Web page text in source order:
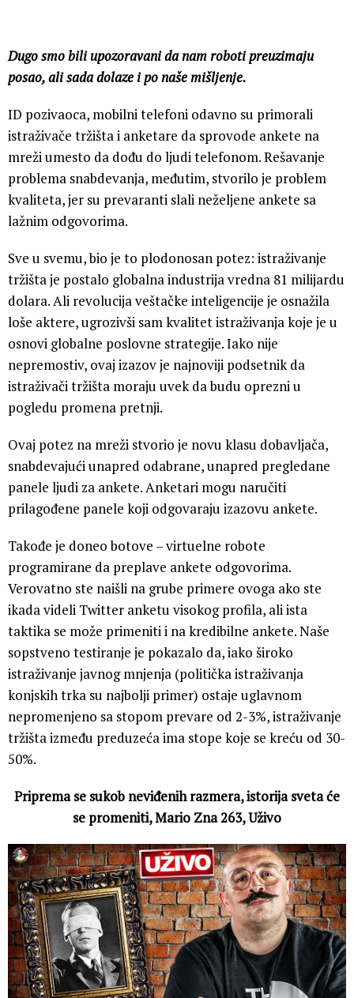
Dugo smo bili upozoravani da nam roboti preuzimaju
posao, ali sada dolaze i po naše mišljenje.
ID pozivaoca, mobilni telefoni odavno su primorali
istraživače tržišta i anketare da sprovode ankete na
mreži umesto da dođu do ljudi telefonom. Rešavanje
problema snabdevanja, međutim, stvorilo je problem
kvaliteta, jer su prevaranti slali neželjene ankete sa
lažnim odgovorima.
Sve u svemu, bio je to plodonosan potez: istraživanje
tržišta je postalo globalna industrija vredna 81 milijardu
dolara. Ali revolucija veštačke inteligencije je osnažila
loše aktere, ugrozivši sam kvalitet istraživanja koje je u
osnovi globalne poslovne strategije. Iako nije
nepremostiv, ovaj izazov je najnoviji podsetnik da
istraživači tržišta moraju uvek da budu oprezni u
pogledu promena pretnji.
Ovaj potez na mreži stvorio je novu klasu dobavljača,
snabdevajući unapred odabrane, unapred pregledane
panele ljudi za ankete. Anketari mogu naručiti
prilagođene panele koji odgovaraju izazovu ankete.
Takođe je doneo botove – virtuelne robote
programirane da preplave ankete odgovorima.
Verovatno ste naišli na grube primere ovoga ako ste
ikada videli Twitter anketu visokog profila, ali ista
taktika se može primeniti i na kredibilne ankete. Naše
sopstveno testiranje je pokazalo da, iako široko
istraživanje javnog mnjenja (politička istraživanja
konjskih trka su najbolji primer) ostaje uglavnom
nepromenjeno sa stopom prevare od 2-3%, istraživanje
tržišta između preduzeća ima stope koje se kreću od 30-
50%.
Priprema se sukob neviđenih razmera, istorija sveta će
se promeniti, Mario Zna 263, Uživo